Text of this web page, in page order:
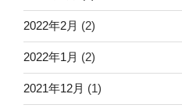
2022年2月 (2)
2022年1月 (2)
2021年12月 (1)